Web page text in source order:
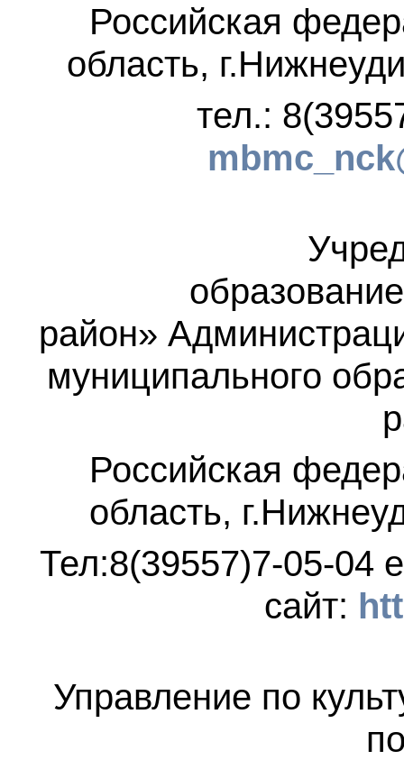
Российская
область,
тел.:
район»
муниципального
Российская
область,
Тел:8(39557)7-05-04
сайт:
Управление по